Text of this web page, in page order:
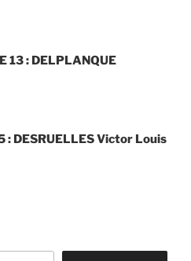
13 : DELPLANQUE
: DESRUELLES Victor Louis